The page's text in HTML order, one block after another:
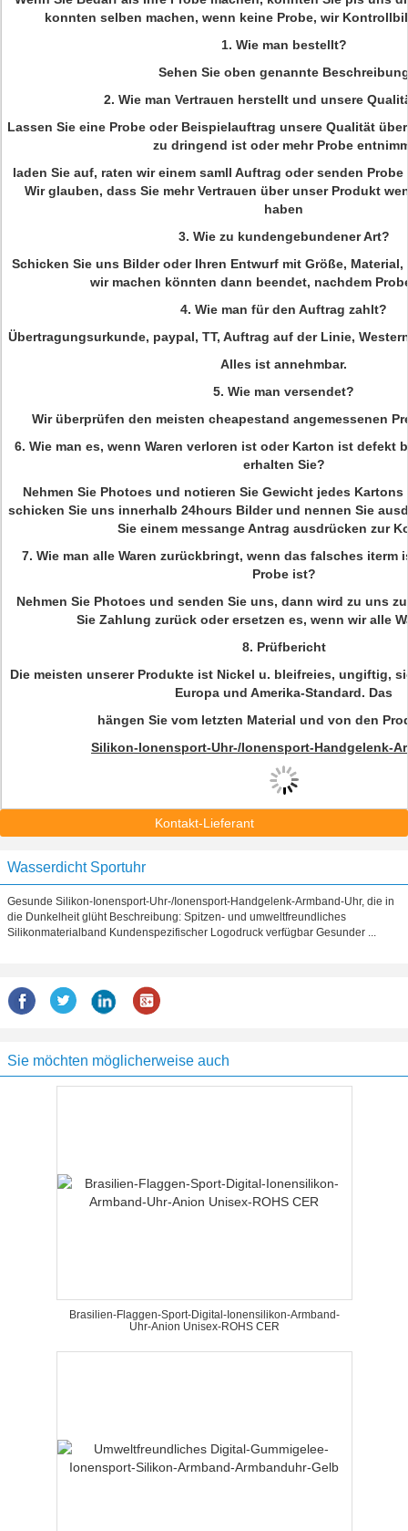
konnten selben machen, wenn keine Probe, wir
1. Wie man bestellt?
Sehen Sie oben genannte
2. Wie man Vertrauen herstellt und unsere
Lassen Sie eine Probe oder Beispielauftrag unsere Qualität
zu dringend ist oder mehr Probe
laden Sie auf, raten wir einem samll Auftrag oder senden
Wir glauben, dass Sie mehr Vertrauen über unser Produkt
haben
3. Wie zu kundengebundener Art?
Schicken Sie uns Bilder oder Ihren Entwurf mit Größe,
wir machen könnten dann beendet, nachdem
4. Wie man für den Auftrag zahlt?
Übertragungsurkunde, paypal, TT, Auftrag auf der Linie,
Alles ist annehmbar.
5. Wie man versendet?
Wir überprüfen den meisten cheapestand angemessenen
6. Wie man es, wenn Waren verloren ist oder Karton ist defekt
erhalten Sie?
Nehmen Sie Photoes und notieren Sie Gewicht jedes
schicken Sie uns innerhalb 24hours Bilder und nennen Sie
Sie einem messange Antrag ausdrücken zur
7. Wie man alle Waren zurückbringt, wenn das falsches iterm
Probe ist?
Nehmen Sie Photoes und senden Sie uns, dann wird zu uns
Sie Zahlung zurück oder ersetzen es, wenn wir alle
8. Prüfbericht
Die meisten unserer Produkte ist Nickel u. bleifreies, ungiftig,
Europa und Amerika-Standard. Das
hängen Sie vom letzten Material und von den
Silikon-Ionensport-Uhr-/Ionensport-Handgelenk-
Kontakt-Lieferant
Wasserdicht Sportuhr
Gesunde Silikon-Ionensport-Uhr-/Ionensport-Handgelenk-Armband-Uhr, die in
die Dunkelheit glüht Beschreibung: Spitzen- und umweltfreundliches
Silikonmaterialband Kundenspezifischer Logodruck verfügbar Gesunder ...
Sie möchten möglicherweise auch
Brasilien-Flaggen-Sport-Digital-Ionensilikon-Armband-
Uhr-Anion Unisex-ROHS CER